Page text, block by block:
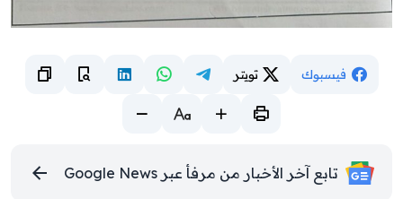
فيسبوك تويتر
تابع آخر الأخبار من مرفأ عبر Google News